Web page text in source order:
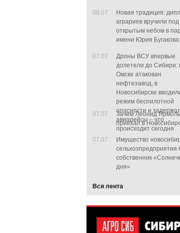
08.07
Новая традиция:
аграриев вручили под
открытым небом в
имени Юрия Бугакова
07.07
Дроны ВСУ впервые
долетели до Сибири:
Омске атакован
нефтезавод, в
Новосибирске
режим беспилотной
опасности и
авиарейсы – что
происходит сегодня
07.07
Зачем Леонид
приехал в
07.07
Имущество
сельхозпредприятия
собственник
дня»
Вся лента